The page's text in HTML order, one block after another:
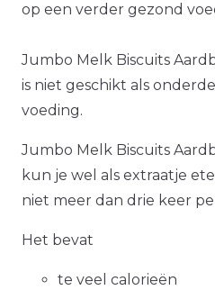
op een verder gezond
Jumbo Melk Biscuits
is niet geschikt als
voeding.
Jumbo Melk Biscuits
kun je wel als extraatje
niet meer dan drie keer
Het bevat
te veel calorieën